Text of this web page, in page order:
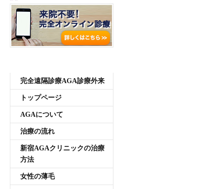
完全遠隔診療AGA診療外来
トップページ
AGAについて
治療の流れ
新宿AGAクリニックの治療
方法
女性の薄毛